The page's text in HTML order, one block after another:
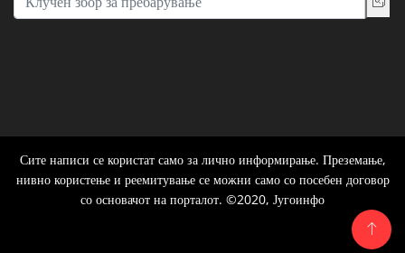
Сите написи се користат само за лично информирање. Преземање,
нивно користење и реемитување се можни само со посебен договор
со основачот на порталот. ©2020, Југоинфо